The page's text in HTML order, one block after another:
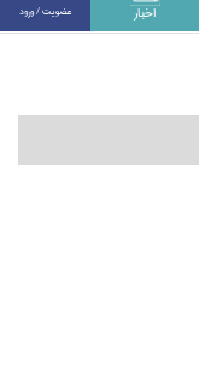
اخبار عضويت / ورود